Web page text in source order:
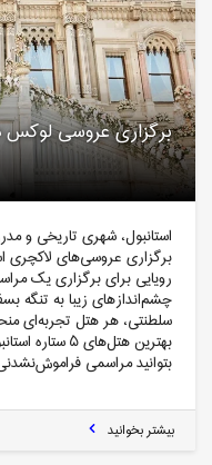
برگزاری عروسی لوکس در هتل‌های
استانبول، شهری تاریخی و
رویایی برای برگزاری یک
چشم‌اندازهای زیبا به تنگه
سلطنتی، هر هتل تجربه‌ای
بهترین
بتوانید مراسمی
بیشتر بخوانید